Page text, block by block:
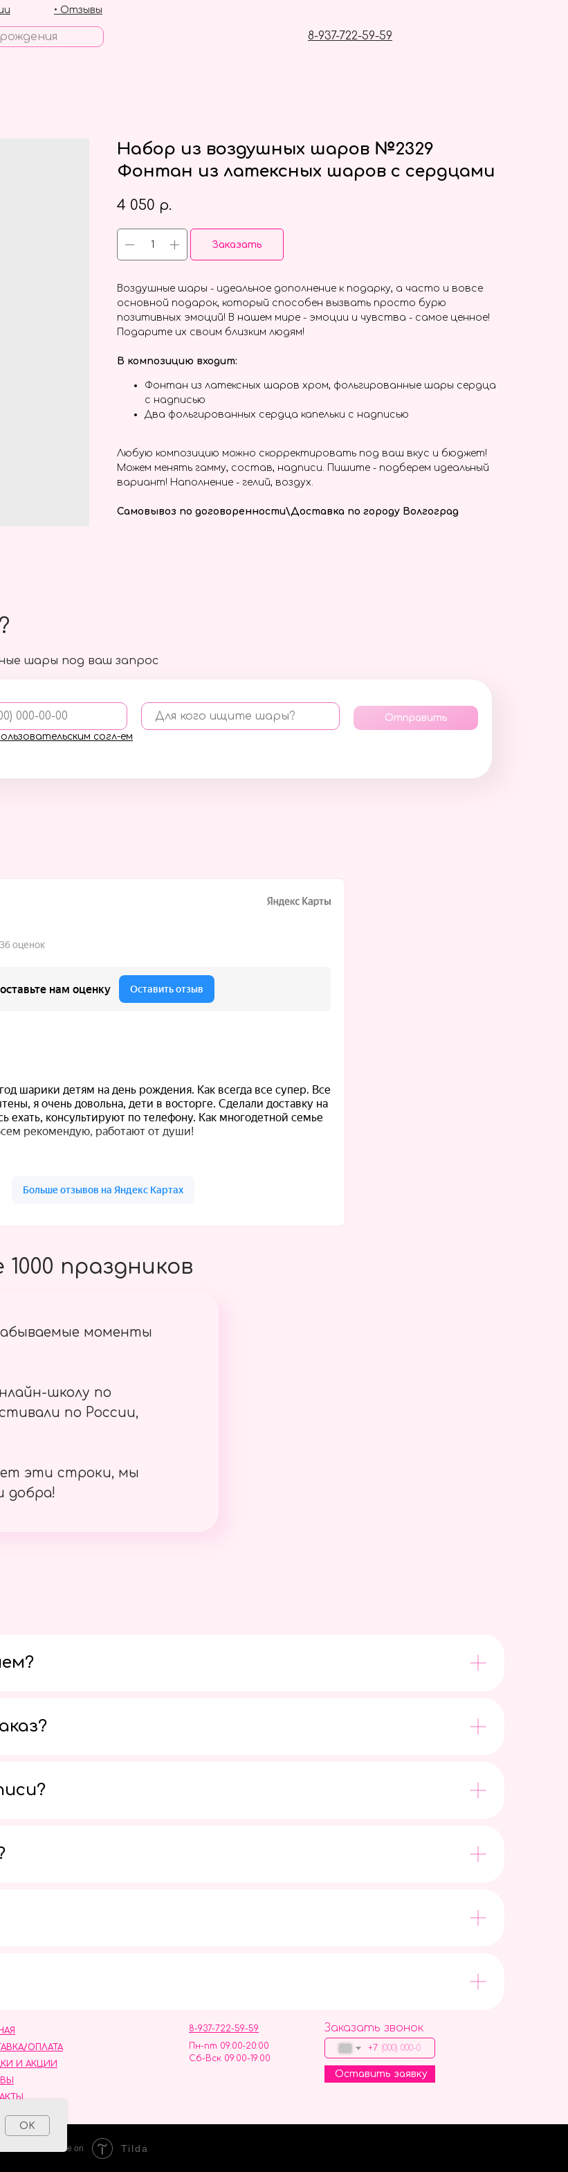
8-937-722-59-59
• Отзывы
Набор из воздушных шаров №2329
Фонтан из латексных шаров с сердцами
4 050 р.
Заказать
Воздушные шары - идеальное дополнение к подарку, а часто и вовсе
основной подарок, который способен вызвать просто бурю
позитивных эмоций! В нашем мире - эмоции и чувства - самое ценное!
Подарите их своим близким людям!
В композицию входит:
Фонтан из латексных шаров хром, фольгированные шары сердца
с надписью
Два фольгированных сердца капельки с надписью
Любую композицию можно скорректировать под ваш вкус и бюджет!
Можем менять гамму, состав, надписи. Пишите - подберем идеальный
вариант! Наполнение - гелий, воздух.
Самовывоз по договоренности\Доставка по городу Волгоград
шары под ваш запрос
Для кого ищите шары?
согл-ем
Отправить
OK
праздников
моменты
школу по
по России,
эти строки, мы
добра!
ОПЛАТА
И АКЦИИ
8-937-722-59-59
Пн-пт 09:00-20:00
Сб-Вск 09:00-19:00
Заказать звонок
+7
Оставить заявку
Made on Tilda